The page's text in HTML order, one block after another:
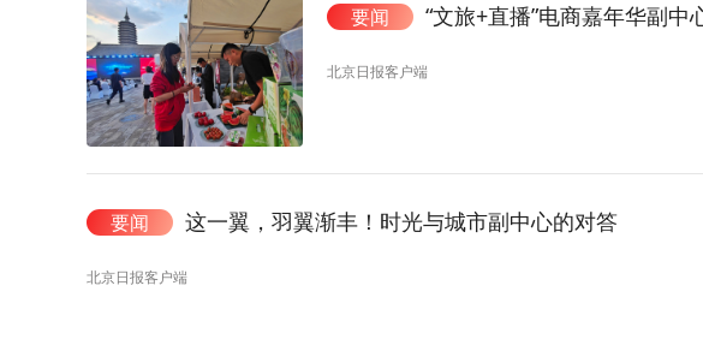
要闻 “文旅+直播”电商嘉年华副中
北京日报客户端
要闻 这一翼，羽翼渐丰！时光与城市副中心的对答
北京日报客户端